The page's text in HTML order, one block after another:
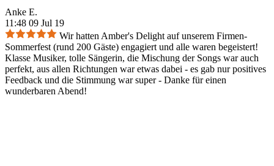
Anke E.
11:48 09 Jul 19
Wir hatten Amber's Delight auf unserem Firmen-
Sommerfest (rund 200 Gäste) engagiert und alle waren begeistert!
Klasse Musiker, tolle Sängerin, die Mischung der Songs war auch
perfekt, aus allen Richtungen war etwas dabei - es gab nur positives
Feedback und die Stimmung war super - Danke für einen
wunderbaren Abend!